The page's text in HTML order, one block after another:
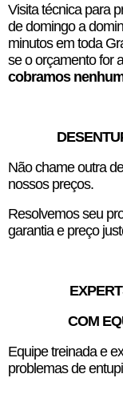
Visita técnica para
de domingo a
minutos em toda
se o orçamento for
cobramos
Não chame outra
nossos preços.
Resolvemos seu
garantia e preço
COM
Equipe treinada e
problemas de